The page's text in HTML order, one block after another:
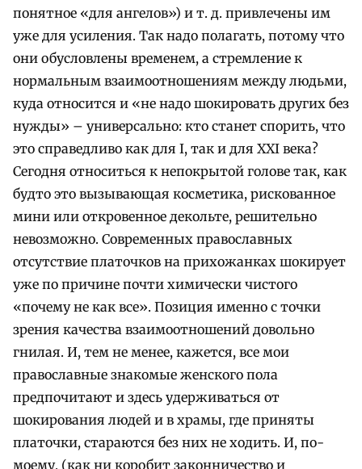
понятное «для ангелов») и т. д. привлечены им
уже для усиления. Так надо полагать, потому что
они обусловлены временем, а стремление к
нормальным взаимоотношениям между людьми,
куда относится и «не надо шокировать других без
нужды» – универсально: кто станет спорить, что
это справедливо как для I, так и для XXI века?
Сегодня относиться к непокрытой голове так, как
будто это вызывающая косметика, рискованное
мини или откровенное декольте, решительно
невозможно. Современных православных
отсутствие платочков на прихожанках шокирует
уже по причине почти химически чистого
«почему не как все». Позиция именно с точки
зрения качества взаимоотношений довольно
гнилая. И, тем не менее, кажется, все мои
православные знакомые женского пола
предпочитают и здесь удерживаться от
шокирования людей и в храмы, где приняты
платочки, стараются без них не ходить. И, по-
моему, (как ни коробит законничество и